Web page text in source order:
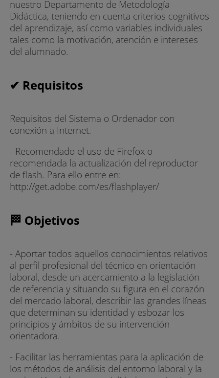
nuestro Departamento de Metodología
Didáctica, teniendo en cuenta criterios cognitivos
del aprendizaje, así como variables individuales
tales como la motivación, atención e intereses
del alumnado.
✔ Requisitos
Requisitos del Sistema o Ordenador con
conexión a Internet.
- Recomendado el uso de Firefox o
recomendada la actualización del reproductor
de flash. Para ello entre en:
http://get.adobe.com/es/flashplayer/
🏁 Objetivos
- Aportar todos aquellos conocimientos relativos
al perfil profesional del técnico en orientación
laboral, desde un acercamiento a la legislación
de referencia y situando su figura en el corazón
del mercado laboral, describir las grandes líneas
que determinan su identidad y esbozar los
principios y ámbitos de su intervención
orientadora.
- Facilitar las herramientas para la aplicación de
los métodos de análisis del entorno laboral y la